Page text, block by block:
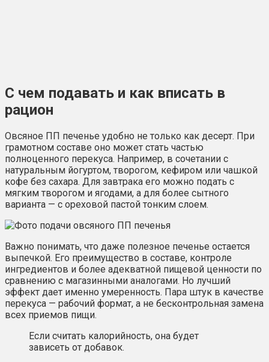
С чем подавать и как вписать в
рацион
Овсяное ПП печенье удобно не только как десерт. При
грамотном составе оно может стать частью
полноценного перекуса. Например, в сочетании с
натуральным йогуртом, творогом, кефиром или чашкой
кофе без сахара. Для завтрака его можно подать с
мягким творогом и ягодами, а для более сытного
варианта — с ореховой пастой тонким слоем.
Важно понимать, что даже полезное печенье остается
выпечкой. Его преимущество в составе, контроле
ингредиентов и более адекватной пищевой ценности по
сравнению с магазинными аналогами. Но лучший
эффект дает именно умеренность. Пара штук в качестве
перекуса — рабочий формат, а не бесконтрольная замена
всех приемов пищи.
Если считать калорийность, она будет
зависеть от добавок.